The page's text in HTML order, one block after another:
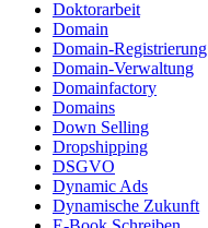
Doktorarbeit
Domain
Domain-Registrierung
Domain-Verwaltung
Domainfactory
Domains
Down Selling
Dropshipping
DSGVO
Dynamic Ads
Dynamische Zukunft